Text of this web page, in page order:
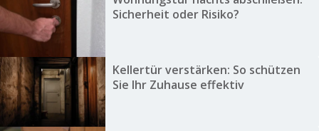
Sicherheit oder Risiko?
Kellertür verstärken: So schützen
Sie Ihr Zuhause effektiv